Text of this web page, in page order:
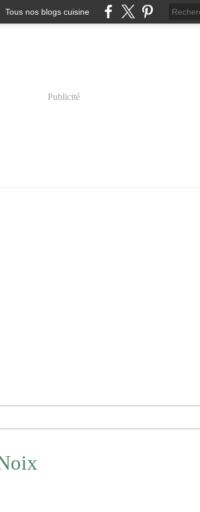
Tous nos blogs cuisine
Publicité